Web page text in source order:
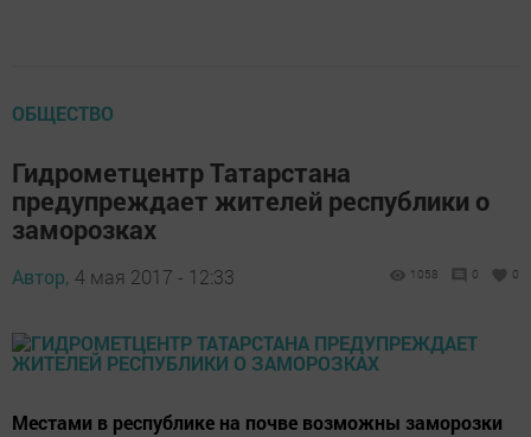
ОБЩЕСТВО
Гидрометцентр Татарстана
предупреждает жителей республики о
заморозках
Автор, 4 мая 2017 - 12:33 1058 0 0
Местами в республике на почве возможны заморозки